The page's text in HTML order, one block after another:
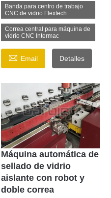
Banda para centro de trabajo
CNC de vidrio Flextech
Correa central para máquina de
vidrio CNC Intermac
 Email Detalles
Máquina automática de
sellado de vidrio
aislante con robot y
doble correa